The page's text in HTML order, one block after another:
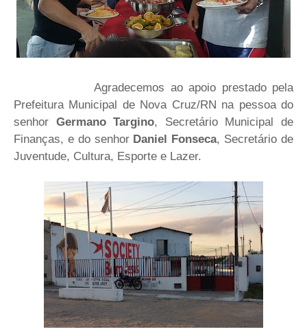
Agradecemos ao apoio prestado pela
Prefeitura Municipal de Nova Cruz/RN na pessoa do
senhor Germano Targino, Secretário Municipal de
Finanças, e do senhor Daniel Fonseca, Secretário de
Juventude, Cultura, Esporte e Lazer.